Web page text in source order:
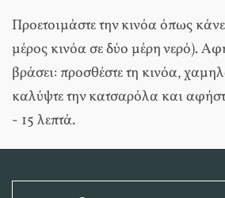
Προετοιμάστε την κινόα όπως
μέρος κινόα σε δύο μέρη νερό).
βράσει: προσθέστε τη κινόα,
καλύψτε την κατσαρόλα και
- 15 λεπτά.